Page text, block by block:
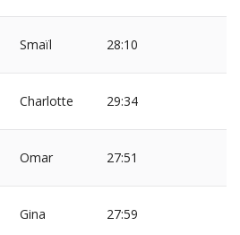
Smaïl 28:10
Charlotte 29:34
Omar 27:51
Gina 27:59